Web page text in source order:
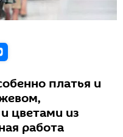
платья и
цветами из
работа